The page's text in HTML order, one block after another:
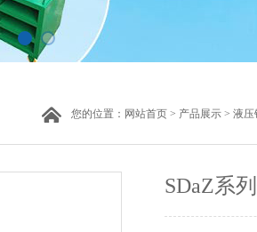
您的位置： 网站首页 > 产品展示 > 液压
SDaZ系